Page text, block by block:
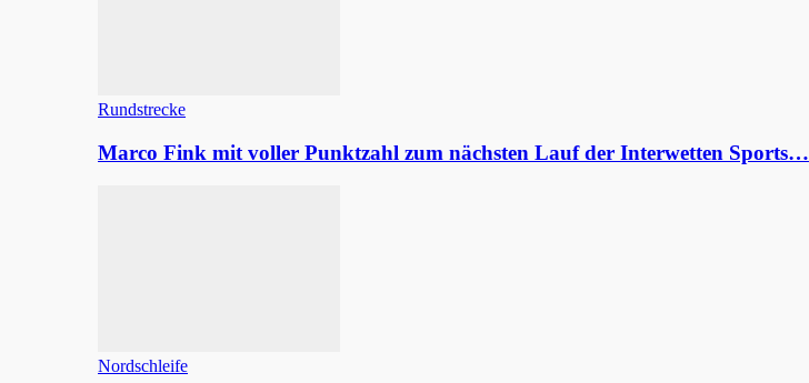
Rundstrecke
Marco Fink mit voller Punktzahl zum nächsten Lauf der Interwetten Sports…
Nordschleife